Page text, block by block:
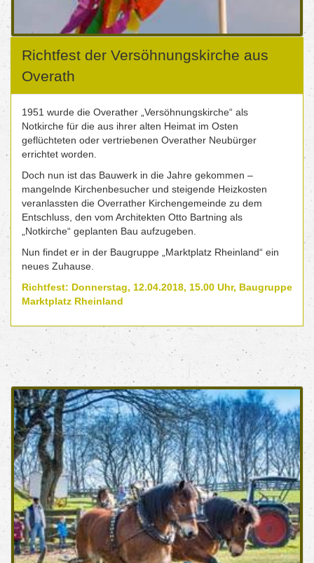
Richtfest der Versöhnungskirche aus
Overath
1951 wurde die Overather „Versöhnungskirche“ als
Notkirche für die aus ihrer alten Heimat im Osten
geflüchteten oder vertriebenen Overather Neubürger
errichtet worden.
Doch nun ist das Bauwerk in die Jahre gekommen –
mangelnde Kirchenbesucher und steigende Heizkosten
veranlassten die Overrather Kirchengemeinde zu dem
Entschluss, den vom Architekten Otto Bartning als
„Notkirche“ geplanten Bau aufzugeben.
Nun findet er in der Baugruppe „Marktplatz Rheinland“ ein
neues Zuhause.
Richtfest: Donnerstag, 12.04.2018, 15.00 Uhr, Baugruppe
Marktplatz Rheinland